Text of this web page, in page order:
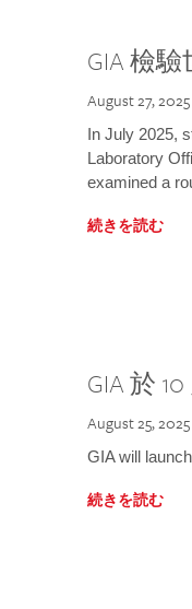
GIA 檢
August 27, 2025
In July 2025,
Laboratory
examined a
続きを読む
GIA 於
August 25, 2025
GIA will
続きを読む